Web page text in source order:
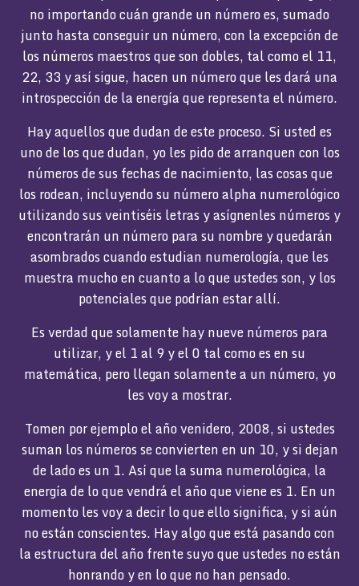
no importando cuán grande un número es, sumado
junto hasta conseguir un número, con la excepción de
los números maestros que son dobles, tal como el 11,
22, 33 y así sigue, hacen un número que les dará una
introspección de la energía que representa el número.
Hay aquellos que dudan de este proceso. Si usted es
uno de los que dudan, yo les pido de arranquen con los
números de sus fechas de nacimiento, las cosas que
los rodean, incluyendo su número alpha numerológico
utilizando sus veintiséis letras y asígnenles números y
encontrarán un número para su nombre y quedarán
asombrados cuando estudian numerología, que les
muestra mucho en cuanto a lo que ustedes son, y los
potenciales que podrían estar allí.
Es verdad que solamente hay nueve números para
utilizar, y el 1 al 9 y el 0 tal como es en su
matemática, pero llegan solamente a un número, yo
les voy a mostrar.
Tomen por ejemplo el año venidero, 2008, si ustedes
suman los números se convierten en un 10, y si dejan
de lado es un 1. Así que la suma numerológica, la
energía de lo que vendrá el año que viene es 1. En un
momento les voy a decir lo que ello significa, y si aún
no están conscientes. Hay algo que está pasando con
la estructura del año frente suyo que ustedes no están
honrando y en lo que no han pensado.